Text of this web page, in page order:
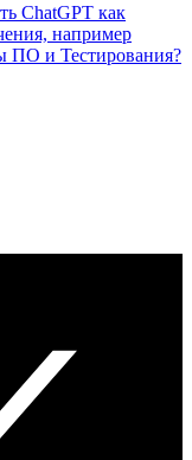
ChatGPT как
например
ПО и Тестирования?